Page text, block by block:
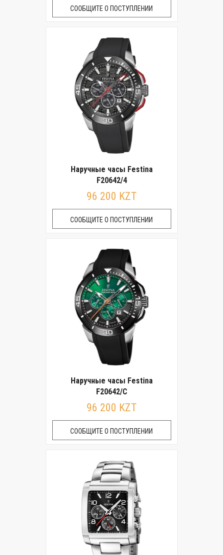
СООБЩИТЕ О ПОСТУПЛЕНИИ
Наручные часы Festina
F20642/4
96 200 KZT
СООБЩИТЕ О ПОСТУПЛЕНИИ
Наручные часы Festina
F20642/C
96 200 KZT
СООБЩИТЕ О ПОСТУПЛЕНИИ